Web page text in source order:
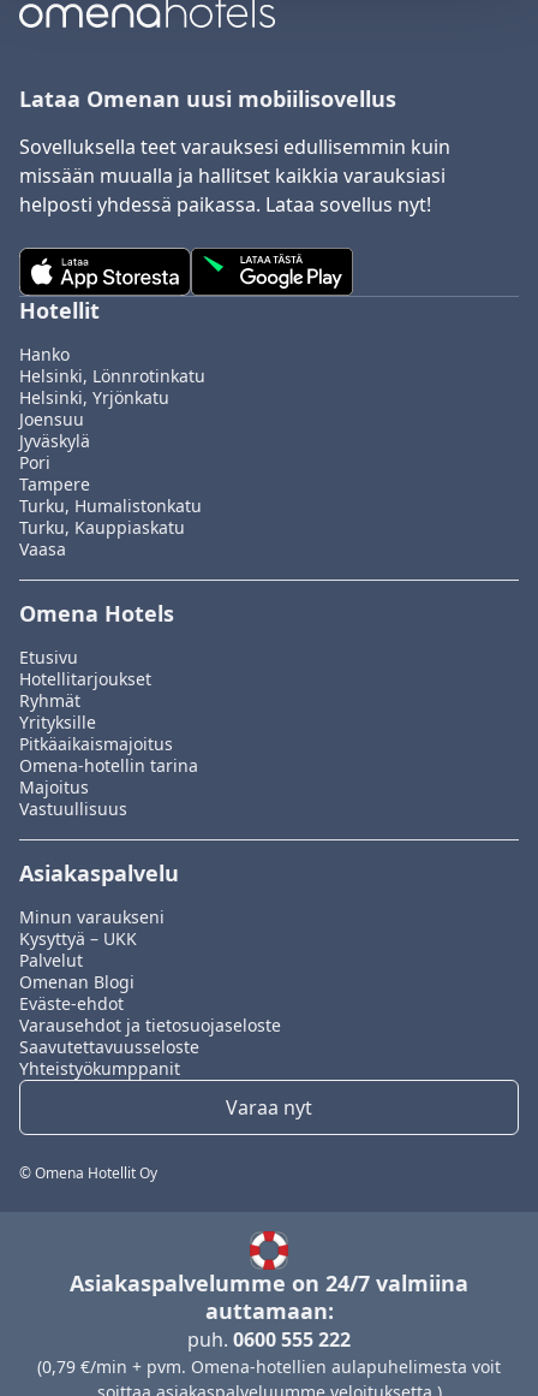
Lataa Omenan uusi mobiilisovellus
Sovelluksella teet varauksesi edullisemmin kuin
missään muualla ja hallitset kaikkia varauksiasi
helposti yhdessä paikassa. Lataa sovellus nyt!
Hotellit
Hanko
Helsinki, Lönnrotinkatu
Helsinki, Yrjönkatu
Joensuu
Jyväskylä
Pori
Tampere
Turku, Humalistonkatu
Turku, Kauppiaskatu
Vaasa
Omena Hotels
Etusivu
Hotellitarjoukset
Ryhmät
Yrityksille
Pitkäaikaismajoitus
Omena-hotellin tarina
Majoitus
Vastuullisuus
Asiakaspalvelu
Minun varaukseni
Kysyttyä – UKK
Palvelut
Omenan Blogi
Eväste-ehdot
Varausehdot ja tietosuojaseloste
Saavutettavuusseloste
Yhteistyökumppanit
Varaa nyt
© Omena Hotellit Oy
Asiakaspalvelumme on 24/7 valmiina
auttamaan:
puh. 0600 555 222
(0,79 €/min + pvm. Omena-hotellien aulapuhelimesta voit
soittaa asiakaspalveluumme veloituksetta.)